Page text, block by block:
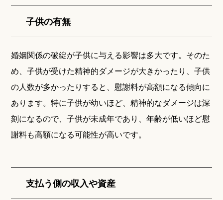
子供の有無
婚姻関係の破綻が子供に与える影響は多大です。そのた
め、子供が受けた精神的ダメージが大きかったり、子供
の人数が多かったりすると、慰謝料が高額になる傾向に
あります。特に子供が幼いほど、精神的なダメージは深
刻になるので、子供が未成年であり、年齢が低いほど慰
謝料も高額になる可能性が高いです。
支払う側の収入や資産